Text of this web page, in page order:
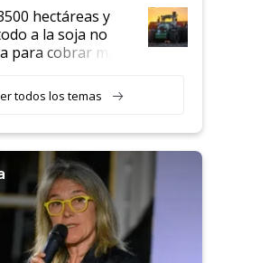
hectáreas y
a la soja no
para cobrar más
todos los temas